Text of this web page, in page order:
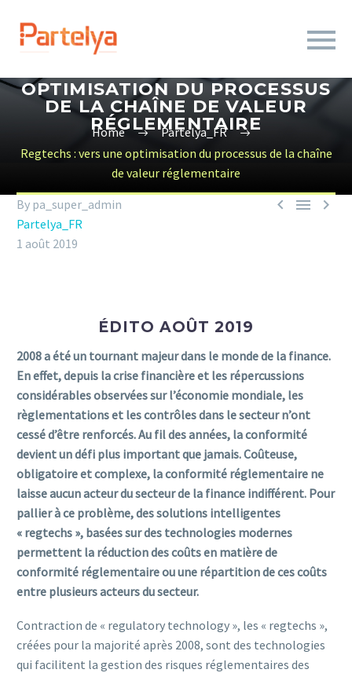
OPTIMISATION DU PROCESSUS
DE LA CHAÎNE DE VALEUR
RÉGLEMENTAIRE
Home
Partelya_FR
Regtechs : vers une optimisation du processus de la chaîne
de valeur réglementaire
  
By pa_super_admin
Partelya_FR
1 août 2019
ÉDITO AOÛT 2019
2008 a été un tournant majeur dans le monde de la finance.
En effet, depuis la crise financière et les répercussions
considérables observées sur l’économie mondiale, les
règlementations et les contrôles dans le secteur n’ont
cessé d’être renforcés. Au fil des années, la conformité
devient un défi plus important que jamais. Coûteuse,
obligatoire et complexe, la conformité réglementaire ne
laisse aucun acteur du secteur de la finance indifférent. Pour
pallier à ce problème, des solutions intelligentes
« regtechs », basées sur des technologies modernes
permettent la réduction des coûts en matière de
conformité réglementaire ou une répartition de ces coûts
entre plusieurs acteurs du secteur.
Contraction de « regulatory technology », les « regtechs »,
créées pour la majorité après 2008, sont des technologies
qui facilitent la gestion des risques réglementaires des